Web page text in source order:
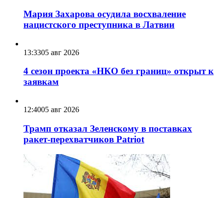
Мария Захарова осудила восхваление
нацистского преступника в Латвии
13:3305 авг 2026
4 сезон проекта «НКО без границ» открыт к
заявкам
12:4005 авг 2026
Трамп отказал Зеленскому в поставках
ракет-перехватчиков Patriot